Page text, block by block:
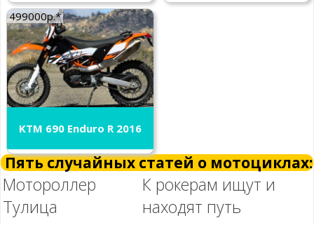
499000р.*
KTM 690 Enduro R 2016
Пять случайных статей о мотоциклах:
Мотороллер
Тулица
К рокерам ищут и
находят путь